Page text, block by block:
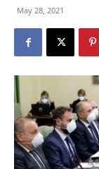
May 28, 2021